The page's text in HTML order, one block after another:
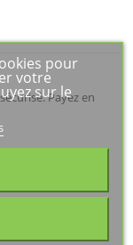
Payez en
renseignement
pour
votre
sur le